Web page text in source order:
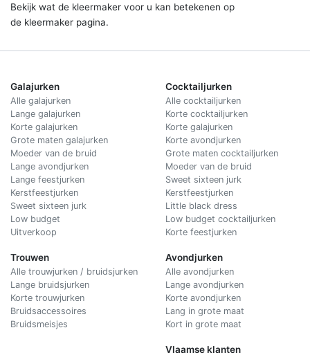
Bekijk wat de kleermaker voor u kan betekenen op
de kleermaker pagina.
Galajurken
Alle galajurken
Lange galajurken
Korte galajurken
Grote maten galajurken
Moeder van de bruid
Lange avondjurken
Lange feestjurken
Kerstfeestjurken
Sweet sixteen jurk
Low budget
Uitverkoop
Trouwen
Alle trouwjurken / bruidsjurken
Lange bruidsjurken
Korte trouwjurken
Bruidsaccessoires
Bruidsmeisjes
Cocktailjurken
Alle cocktailjurken
Korte cocktailjurken
Korte galajurken
Korte avondjurken
Grote maten cocktailjurken
Moeder van de bruid
Sweet sixteen jurk
Kerstfeestjurken
Little black dress
Low budget cocktailjurken
Korte feestjurken
Avondjurken
Alle avondjurken
Lange avondjurken
Korte avondjurken
Lang in grote maat
Kort in grote maat
Vlaamse klanten